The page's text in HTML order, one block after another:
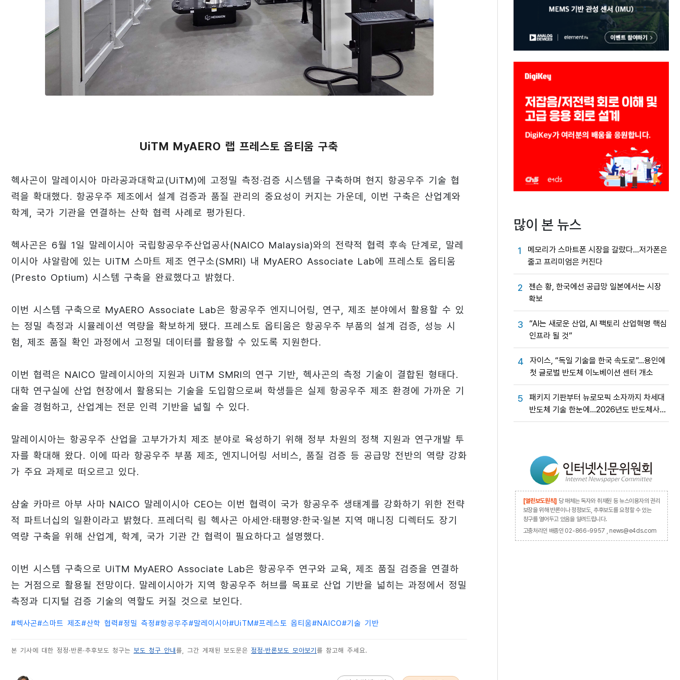
UiTM MyAERO 랩 프레스토 옵티움 구축
헥사곤이 말레이시아 마라공과대학교(UiTM)에 고정밀 측정·검증 시스템을 구축하며 현지 항공우주 기술 협
력을 확대했다. 항공우주 제조에서 설계 검증과 품질 관리의 중요성이 커지는 가운데, 이번 구축은 산업계와
학계, 국가 기관을 연결하는 산학 협력 사례로 평가된다.
헥사곤은 6월 1일 말레이시아 국립항공우주산업공사(NAICO Malaysia)와의 전략적 협력 후속 단계로, 말레
이시아 샤알람에 있는 UiTM 스마트 제조 연구소(SMRI) 내 MyAERO Associate Lab에 프레스토 옵티움
(Presto Optium) 시스템 구축을 완료했다고 밝혔다.
이번 시스템 구축으로 MyAERO Associate Lab은 항공우주 엔지니어링, 연구, 제조 분야에서 활용할 수 있
는 정밀 측정과 시뮬레이션 역량을 확보하게 됐다. 프레스토 옵티움은 항공우주 부품의 설계 검증, 성능 시
험, 제조 품질 확인 과정에서 고정밀 데이터를 활용할 수 있도록 지원한다.
이번 협력은 NAICO 말레이시아의 지원과 UiTM SMRI의 연구 기반, 헥사곤의 측정 기술이 결합된 형태다.
대학 연구실에 산업 현장에서 활용되는 기술을 도입함으로써 학생들은 실제 항공우주 제조 환경에 가까운 기
술을 경험하고, 산업계는 전문 인력 기반을 넓힐 수 있다.
말레이시아는 항공우주 산업을 고부가가치 제조 분야로 육성하기 위해 정부 차원의 정책 지원과 연구개발 투
자를 확대해 왔다. 이에 따라 항공우주 부품 제조, 엔지니어링 서비스, 품질 검증 등 공급망 전반의 역량 강화
가 주요 과제로 떠오르고 있다.
샴술 카마르 아부 사마 NAICO 말레이시아 CEO는 이번 협력이 국가 항공우주 생태계를 강화하기 위한 전략
적 파트너십의 일환이라고 밝혔다. 프레더릭 림 헥사곤 아세안·태평양·한국·일본 지역 매니징 디렉터도 장기
역량 구축을 위해 산업계, 학계, 국가 기관 간 협력이 필요하다고 설명했다.
이번 시스템 구축으로 UiTM MyAERO Associate Lab은 항공우주 연구와 교육, 제조 품질 검증을 연결하
는 거점으로 활용될 전망이다. 말레이시아가 지역 항공우주 허브를 목표로 산업 기반을 넓히는 과정에서 정밀
측정과 디지털 검증 기술의 역할도 커질 것으로 보인다.
#헥사곤#스마트 제조#산학 협력#정밀 측정#항공우주#말레이시아#UiTM#프레스토 옵티움#NAICO#기술 기반
본 기사에 대한 정정·반론·추후보도 청구는 보도 청구 안내 를, 그간 게재된 보도문은 정정·반론보도 모아보기 를 참고해 주세요.
많이 본 뉴스
1
메모리가 스마트폰 시장을 갈랐다…저가폰은
줄고 프리미엄은 커진다
2
젠슨 황, 한국에선 공급망 일본에서는 시장
확보
3
“AI는 새로운 산업, AI 팩토리 산업혁명 핵심
인프라 될 것”
4
자이스, “독일 기술을 한국 속도로”…용인에
첫 글로벌 반도체 이노베이션 센터 개소
5
패키지 기판부터 뉴로모픽 소자까지 차세대
반도체 기술 한눈에…2026년도 반도체사업
성과교류회
[열린보도원칙] 당 매체는 독자와 취재원 등 뉴스이용자의 권리
보장을 위해 반론이나 정정보도, 추후보도를 요청할 수 있는
창구를 열어두고 있음을 알려드립니다.
고충처리인 배종인 02-866-9957 , news@e4ds.com